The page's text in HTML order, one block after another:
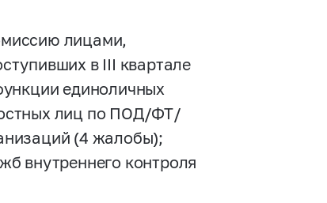
лицами,
в III квартале
единоличных
лиц по ПОД/ФТ/
(4 жалобы);
внутреннего контроля